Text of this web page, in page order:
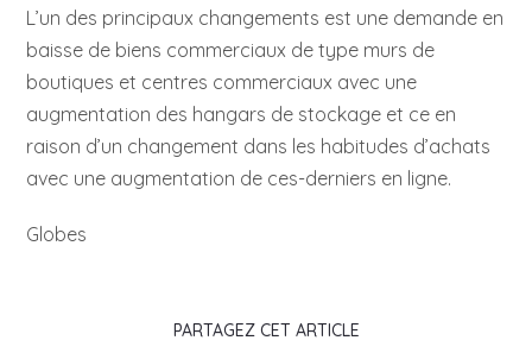
L’un des principaux changements est une demande en
baisse de biens commerciaux de type murs de
boutiques et centres commerciaux avec une
augmentation des hangars de stockage et ce en
raison d’un changement dans les habitudes d’achats
avec une augmentation de ces-derniers en ligne.
Globes
PARTAGEZ CET ARTICLE